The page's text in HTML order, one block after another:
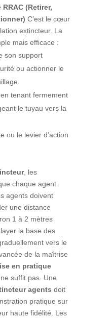
(Retirer,
C’est le cœur
extincteur. La
mais efficace :
son support
ou actionner le
tenant fermement
le tuyau vers la
ou le levier d’action
, les
chaque agent
agents doivent
une distance
1 à 2 mètres
la base des
vers le
de la maîtrise
en pratique
suffit pas. Une
agents doit
pratique sur
haute fidélité. Les